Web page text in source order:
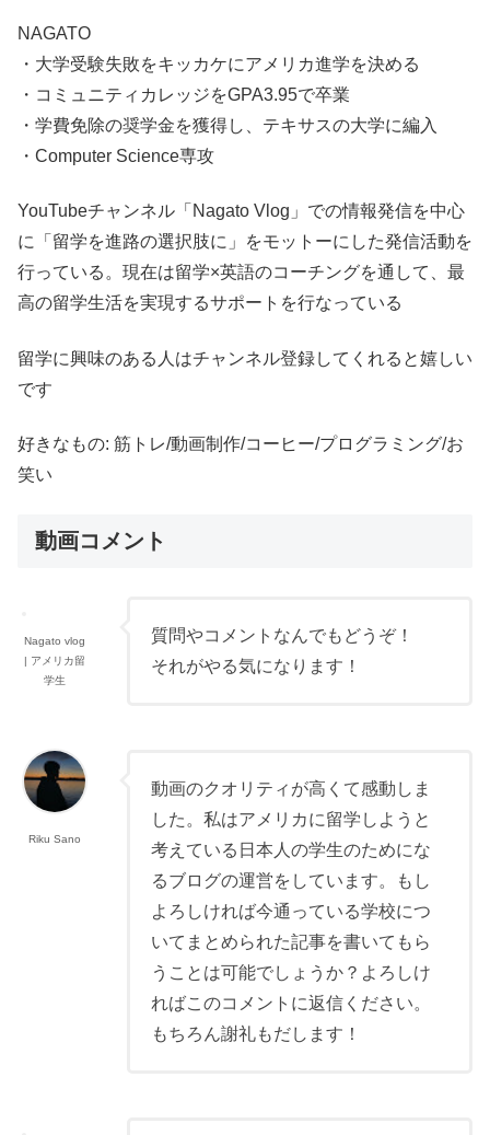
NAGATO
・大学受験失敗をキッカケにアメリカ進学を決める​
・コミュニティカレッジをGPA3.95で卒業
・学費免除の​奨学金を獲得し、テキサスの大学に編入
・Computer Science専攻
YouTubeチャンネル「Nagato Vlog」での情報発信を中心
に​「留学を進路の選択肢に」をモットーにした発信活動を
行っている。現在は留学×英語のコーチングを通して、最
高の留学生活を実現するサポートを行なっている
留学に興味のある人はチャンネル登録してくれると嬉しい
です
好きなもの: 筋トレ/動画制作/コーヒー/プログラミング/お
笑い
動画コメント
Nagato vlog
| アメリカ留
学生
質問やコメントなんでもどうぞ！
それがやる気になります！
Riku Sano
動画のクオリティが高くて感動しま
した。私はアメリカに留学しようと
考えている日本人の学生のためにな
るブログの運営をしています。もし
よろしければ今通っている学校につ
いてまとめられた記事を書いてもら
うことは可能でしょうか？よろしけ
ればこのコメントに返信ください。
もちろん謝礼もだします！